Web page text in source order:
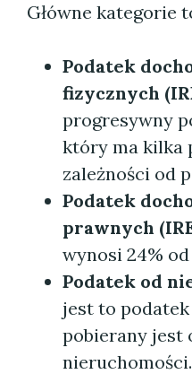
Główne kategorie
Podatek
fizycznych
progresywny
który ma kilka
zależności od
Podatek
prawnych
wynosi 24%
Podatek od
jest to
pobierany jest
nieruchomości.